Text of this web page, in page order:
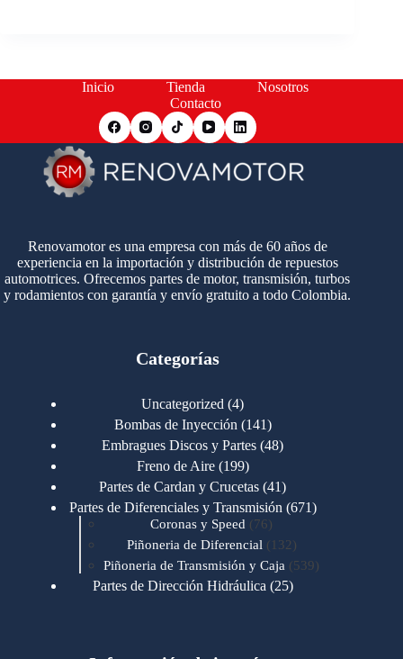
Inicio Tienda
Nosotros
Contacto
Renovamotor es una empresa con más de 60 años de
experiencia en la importación y distribución de repuestos
automotrices. Ofrecemos partes de motor, transmisión, turbos
y rodamientos con garantía y envío gratuito a todo Colombia.
Categorías
Uncategorized 44
productos
Bombas de Inyección 141141
productos
Embragues Discos y Partes 4848
Freno de Aire 199199
productos
Partes de Cardan y Crucetas 4141
productos
Partes de Diferenciales y Transmisión 671671
Coronas y Speed 7676
productos
Piñoneria de Diferencial 132 132
productos
Piñoneria de Transmisión y Caja 539539
Partes de Dirección Hidráulica 2525